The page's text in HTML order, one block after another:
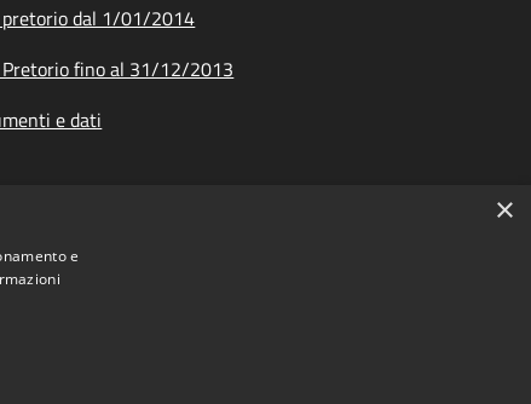
pretorio dal 1/01/2014
fino al 31/12/2013
e dati
×
e